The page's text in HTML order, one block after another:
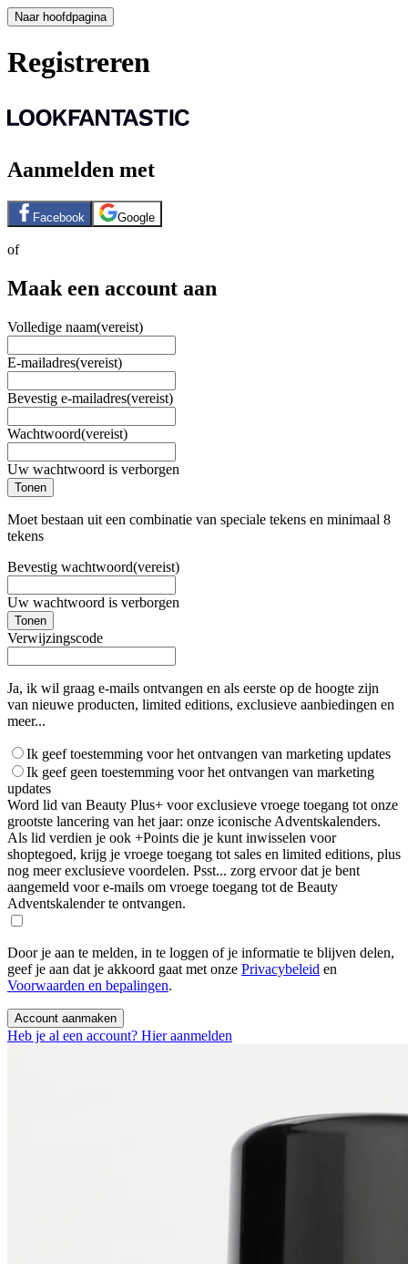
Naar hoofdpagina
Registreren
Aanmelden met
Facebook Google
of
Maak een account aan
Volledige naam(vereist)
E-mailadres(vereist)
Bevestig e-mailadres(vereist)
Wachtwoord(vereist)
Uw wachtwoord is verborgen
Tonen
Moet bestaan uit een combinatie van speciale tekens en minimaal 8
tekens
Bevestig wachtwoord(vereist)
Uw wachtwoord is verborgen
Tonen
Verwijzingscode
Ja, ik wil graag e-mails ontvangen en als eerste op de hoogte zijn
van nieuwe producten, limited editions, exclusieve aanbiedingen en
meer...
Ik geef toestemming voor het ontvangen van marketing updates
Ik geef geen toestemming voor het ontvangen van marketing
updates
Word lid van Beauty Plus+ voor exclusieve vroege toegang tot onze
grootste lancering van het jaar: onze iconische Adventskalenders.
Als lid verdien je ook +Points die je kunt inwisselen voor
shoptegoed, krijg je vroege toegang tot sales en limited editions, plus
nog meer exclusieve voordelen. Psst... zorg ervoor dat je bent
aangemeld voor e-mails om vroege toegang tot de Beauty
Adventskalender te ontvangen.
Door je aan te melden, in te loggen of je informatie te blijven delen,
geef je aan dat je akkoord gaat met onze Privacybeleid en
Voorwaarden en bepalingen.
Account aanmaken
Heb je al een account? Hier aanmelden